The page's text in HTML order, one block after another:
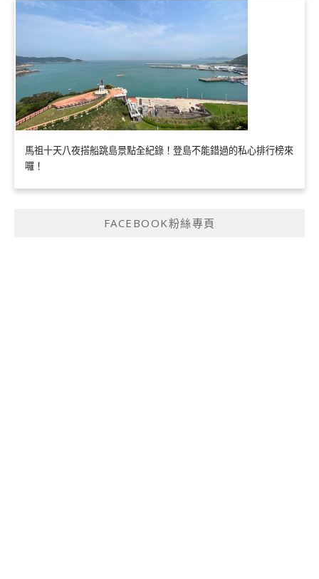
馬祖十天八夜搭船跳島景點全紀錄！登島不能錯過的私心排行榜來
囉！
FACEBOOK粉絲專頁